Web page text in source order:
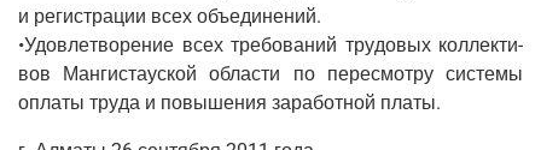
и реги­стра­ции всех объ­еди­не­ний.
•Удо­вле­тво­ре­ние всех тре­бо­ва­ний тру­до­вых кол­лек­ти­
вов Ман­ги­ста­уской обла­сти по пере­смот­ру систе­мы
опла­ты тру­да и повы­ше­ния зара­бот­ной платы.